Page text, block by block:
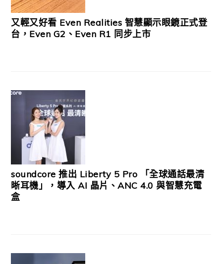
又輕又好看 Even Realities 智慧顯示眼鏡正式登
台，Even G2、Even R1 同步上市
soundcore 推出 Liberty 5 Pro 「全球通話最清
晰耳機」，導入 AI 晶片、ANC 4.0 與智慧充電
盒